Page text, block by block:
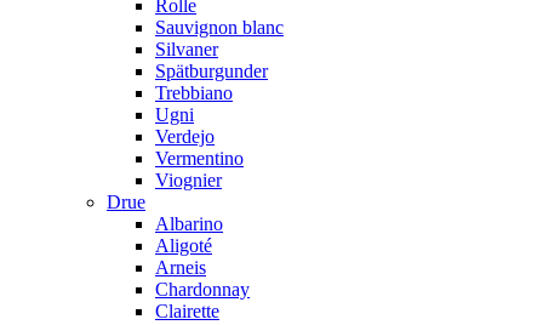
Rolle
Sauvignon blanc
Silvaner
Spätburgunder
Trebbiano
Ugni
Verdejo
Vermentino
Viognier
Drue
Albarino
Aligoté
Arneis
Chardonnay
Clairette